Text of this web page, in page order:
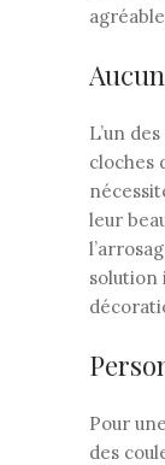
L’un
cloches
leur
solution
Pour
des